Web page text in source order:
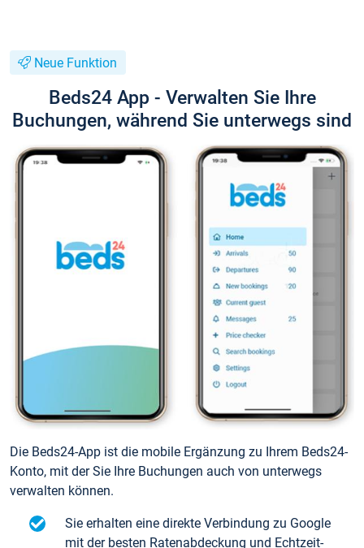
Neue Funktion
Beds24 App - Verwalten Sie Ihre
Buchungen, während Sie unterwegs sind
Die Beds24-App ist die mobile Ergänzung zu Ihrem Beds24-
Konto, mit der Sie Ihre Buchungen auch von unterwegs
verwalten können.
Sie erhalten eine direkte Verbindung zu Google
mit der besten Ratenabdeckung und Echtzeit-